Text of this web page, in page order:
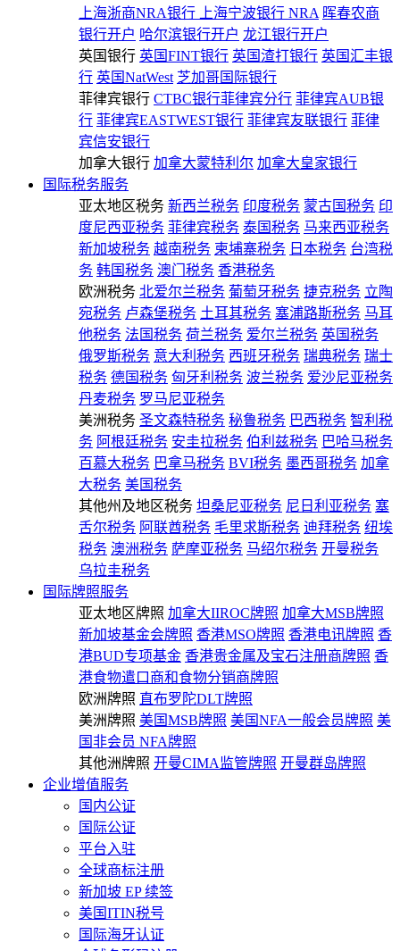
上海浙商NRA银行
上海宁波银行 NRA 晖春农商
银行开户 哈尔滨银行开户 龙江银行开户
英国银行 英国FINT银行 英国渣打银行 英国汇丰银
行 英国NatWest 芝加哥国际银行
菲律宾银行 CTBC银行菲律宾分行 菲律宾AUB银
行 菲律宾EASTWEST银行 菲律宾友联银行 菲律
宾信安银行
加拿大银行 加拿大蒙特利尔 加拿大皇家银行
国际税务服务
亚太地区税务 新西兰税务 印度税务 蒙古国税务 印
度尼西亚税务 菲律宾税务 泰国税务 马来西亚税务
新加坡税务 越南税务 柬埔寨税务 日本税务 台湾税
务 韩国税务 澳门税务 香港税务
欧洲税务 北爱尔兰税务 葡萄牙税务 捷克税务 立陶
宛税务 卢森堡税务 土耳其税务 塞浦路斯税务 马耳
他税务 法国税务 荷兰税务 爱尔兰税务 英国税务
俄罗斯税务 意大利税务 西班牙税务 瑞典税务 瑞士
税务 德国税务 匈牙利税务 波兰税务 爱沙尼亚税务
丹麦税务 罗马尼亚税务
美洲税务 圣文森特税务 秘鲁税务 巴西税务 智利税
务 阿根廷税务 安圭拉税务 伯利兹税务 巴哈马税务
百慕大税务 巴拿马税务 BVI税务 墨西哥税务 加拿
大税务 美国税务
其他州及地区税务 坦桑尼亚税务 尼日利亚税务 塞
舌尔税务 阿联酋税务 毛里求斯税务 迪拜税务 纽埃
税务 澳洲税务 萨摩亚税务 马绍尔税务 开曼税务
乌拉圭税务
国际牌照服务
亚太地区牌照 加拿大IIROC牌照 加拿大MSB牌照
新加坡基金会牌照 香港MSO牌照 香港电讯牌照 香
港BUD专项基金 香港贵金属及宝石注册商牌照 香
港食物遣口商和食物分销商牌照
欧洲牌照 直布罗陀DLT牌照
美洲牌照 美国MSB牌照 美国NFA一般会员牌照 美
国非会员 NFA牌照
其他洲牌照 开曼CIMA监管牌照 开曼群岛牌照
企业增值服务
国内公证
国际公证
平台入驻
全球商标注册
新加坡 EP 续签
美国ITIN税号
国际海牙认证